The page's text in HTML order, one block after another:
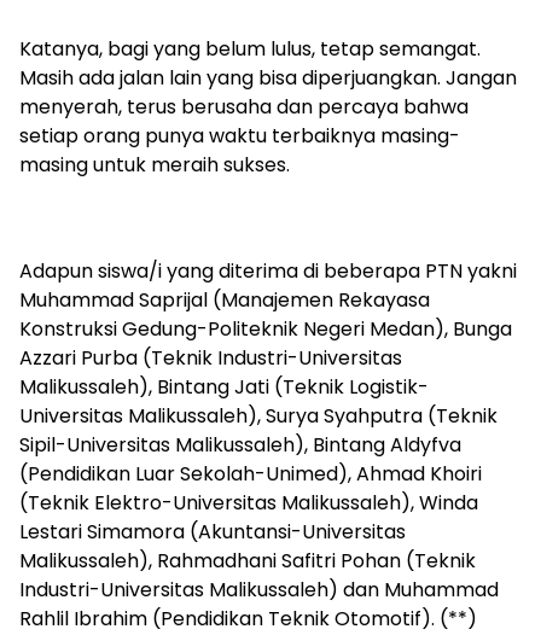
Katanya, bagi yang belum lulus, tetap semangat.
Masih ada jalan lain yang bisa diperjuangkan. Jangan
menyerah, terus berusaha dan percaya bahwa
setiap orang punya waktu terbaiknya masing-
masing untuk meraih sukses.
Adapun siswa/i yang diterima di beberapa PTN yakni
Muhammad Saprijal (Manajemen Rekayasa
Konstruksi Gedung-Politeknik Negeri Medan), Bunga
Azzari Purba (Teknik Industri-Universitas
Malikussaleh), Bintang Jati (Teknik Logistik-
Universitas Malikussaleh), Surya Syahputra (Teknik
Sipil-Universitas Malikussaleh), Bintang Aldyfva
(Pendidikan Luar Sekolah-Unimed), Ahmad Khoiri
(Teknik Elektro-Universitas Malikussaleh), Winda
Lestari Simamora (Akuntansi-Universitas
Malikussaleh), Rahmadhani Safitri Pohan (Teknik
Industri-Universitas Malikussaleh) dan Muhammad
Rahlil Ibrahim (Pendidikan Teknik Otomotif). (**)